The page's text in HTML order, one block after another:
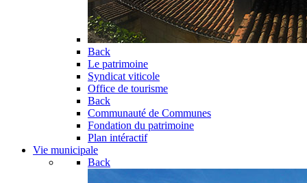
Back
Le patrimoine
Syndicat viticole
Office de tourisme
Back
Communauté de Communes
Fondation du patrimoine
Plan intéractif
Vie municipale
Back